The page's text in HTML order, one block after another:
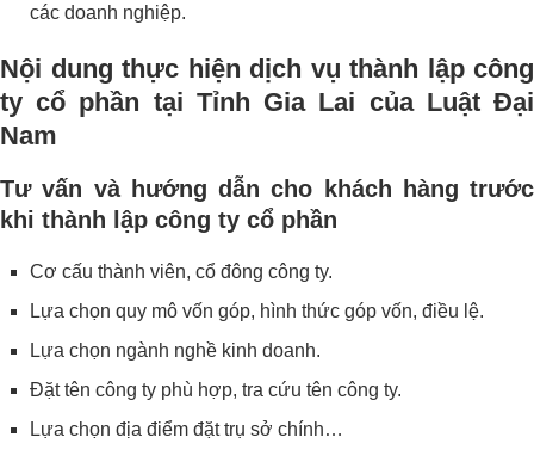
các doanh nghiệp.
Nội dung thực hiện dịch vụ thành lập công
ty cổ phần tại Tỉnh Gia Lai của Luật Đại
Nam
Tư vấn và hướng dẫn cho khách hàng trước
khi thành lập công ty cổ phần
Cơ cấu thành viên, cổ đông công ty.
Lựa chọn quy mô vốn góp, hình thức góp vốn, điều lệ.
Lựa chọn ngành nghề kinh doanh.
Đặt tên công ty phù hợp, tra cứu tên công ty.
Lựa chọn địa điểm đặt trụ sở chính…